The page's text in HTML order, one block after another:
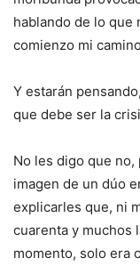
hablando de lo que
comienzo mi
Y estarán
que debe ser la
No les digo que no,
imagen de un dúo
explicarles que, ni
cuarenta y muchos
momento, solo era